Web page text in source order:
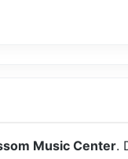
Music Center.